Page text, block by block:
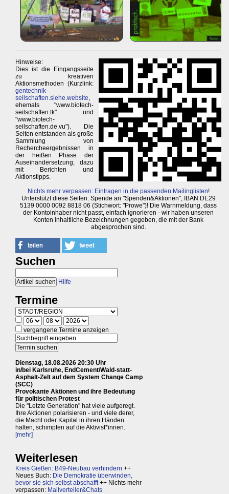
Hinweise:
Dies ist die Eingangsseite
zu kreativen
Aktionsmethoden (Kurzlink:
gentechnik-
seilschaften.siehe.website,
ehemals "www.biotech-
seilschaften.tk" und
"www.biotech-
seilschaften.de.vu"). Die
Seiten entstanden als große
Sammlung von
Rechercheergebnissen in
der heißen Phase der
Auseinandersetzung, dazu
mit Berichten und
Aktionstipps.
Nichts mehr verpassen: Eintragen in die passenden Mailinglisten!
Unterstützt diese Seiten: Spende an "Spenden&Aktionen", IBAN DE29
5139 0000 0092 8818 06 (Stichwort: "Prowe")! Die Warnmeldung, dass
der Kontoinhaber nicht passt, einfach ignorieren - wir haben unseren
Konten inhaltliche Bezeichnungen gegeben, die mit der Bank
abgesprochen sind.
Suchen
Hilfe
Termine
vergangene Termine anzeigen
Dienstag, 18.08.2026 20:30 Uhr
in/bei Karlsruhe, EndCement/Wald-statt-
Asphalt-Zelt auf dem System Change Camp
(SCC)
Provokante Aktionen und ihre Bedeutung
für politischen Protest
Die "Letzte Generation" hat viele aufgeregt.
Ihre Aktionen polarisieren - und viele derer,
die Macht oder Kapital in ihren Händen
halten, schimpfen auf die Aktivist*innen.
[mehr]
Weiterlesen
Kreis Gießen: B49-Neubau verhindern ++
Neues Buch: Die Demokratie überwinden,
bevor sie sich selbst abschafft++ Nichts mehr
verpassen: Mailverteiler&Chats